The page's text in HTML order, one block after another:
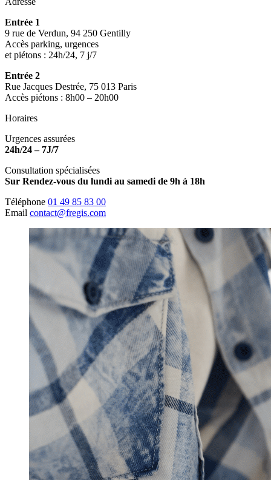
Entrée 1
9 rue de Verdun, 94 250 Gentilly
Accès parking, urgences
et piétons : 24h/24, 7 j/7
Entrée 2
Rue Jacques Destrée, 75 013 Paris
Accès piétons : 8h00 – 20h00
Horaires
Urgences assurées
24h/24 – 7J/7
Consultation spécialisées
Sur Rendez-vous du lundi au samedi de 9h à 18h
Téléphone 01 49 85 83 00
Email contact@fregis.com